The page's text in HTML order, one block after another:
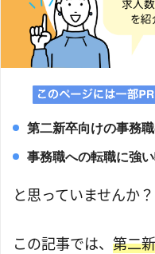
第二新卒向けの事務
事務職への転職に強
と思っていませんか？
この記事では、 第二